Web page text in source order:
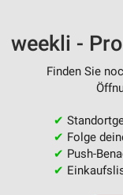
weekli -
Finden Sie
✔
✔ Folge
✔ Push-
✔